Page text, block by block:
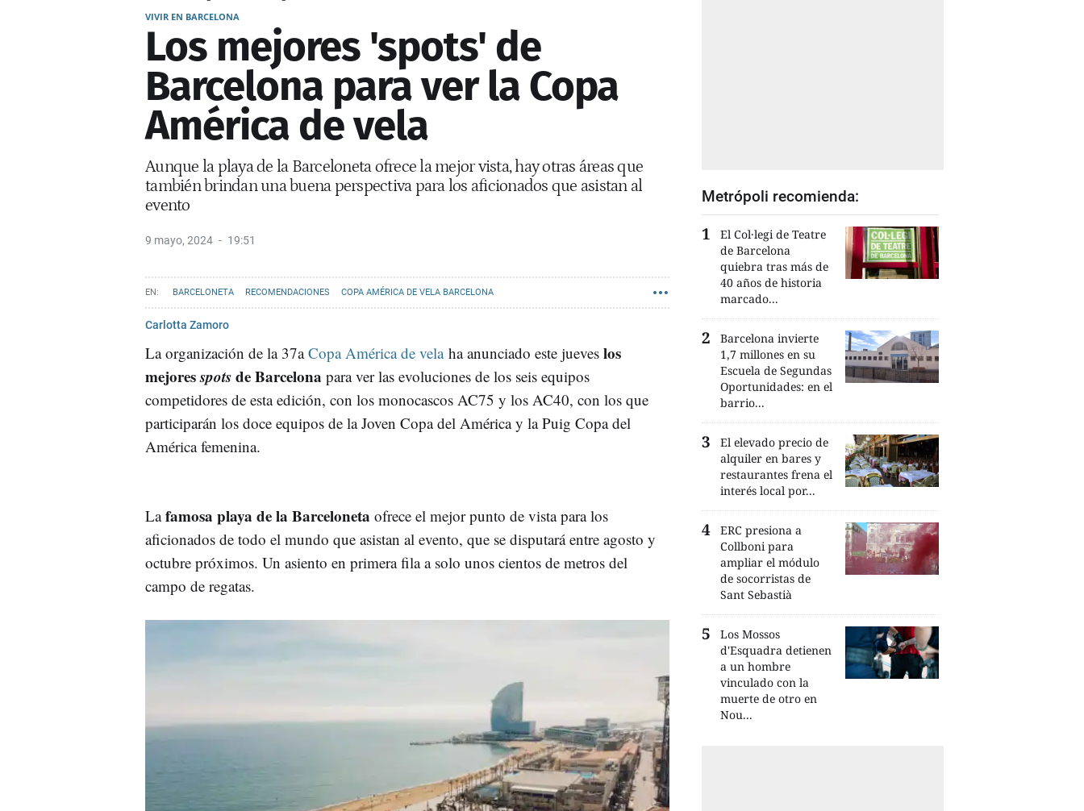
VIVIR EN BARCELONA
Los mejores 'spots' de
Barcelona para ver la Copa
América de vela
Aunque la playa de la Barceloneta ofrece la mejor vista, hay otras áreas que
también brindan una buena perspectiva para los aficionados que asistan al
evento
9 mayo, 2024 19:51
BARCELONETA RECOMENDACIONES COPA AMÉRICA DE VELA BARCELONA
Carlotta Zamoro
La organización de la 37aCopa América de velaha anunciado este jueves los
mejoresspotsde Barcelona para ver las evoluciones de los seis equipos
competidores de esta edición, con los monocascos AC75 y los AC40, con los que
participarán los doce equipos de la Joven Copa del América y la Puig Copa del
América femenina.
Lafamosa playa de la Barceloneta ofrece el mejor punto de vista para los
aficionados de todo el mundo que asistan al evento, que se disputará entre agosto y
octubre próximos. Un asiento en primera fila a solo unos cientos de metros del
campo de regatas.
Metrópoli recomienda:
El Col·legi de Teatre
de Barcelona
quiebra tras más de
40 años de historia
marcado...
Barcelona invierte
1,7 millones en su
Escuela de Segundas
Oportunidades: en el
barrio...
El elevado precio de
alquiler en bares y
restaurantes frena el
interés local por...
ERC presiona a
Collboni para
ampliar el módulo
de socorristas de
Sant Sebastià
Los Mossos
d'Esquadra detienen
a un hombre
vinculado con la
muerte de otro en
Nou...